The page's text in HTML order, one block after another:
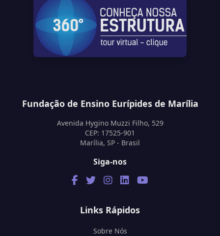
Fundação de Ensino Eurípides de Marília
Avenida Hygino Muzzi Filho, 529
CEP: 17525-901
Marília, SP - Brasil
Siga-nos
Links Rápidos
Sobre Nós